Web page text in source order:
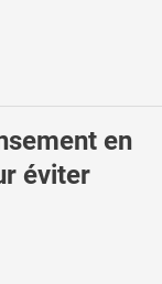
en
éviter